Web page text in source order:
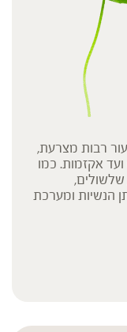
רבות מצרעת,
אקזמות. כמו
הנשיות ומערכת